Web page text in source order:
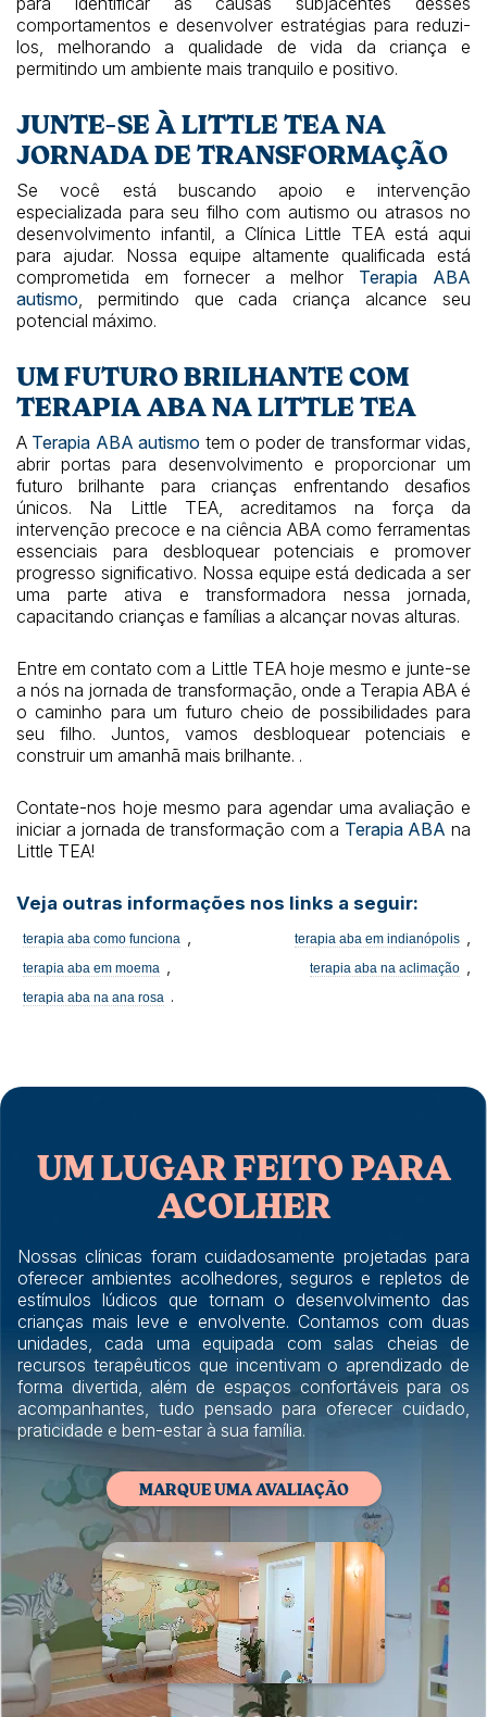
comportamentos e desenvolver estratégias para reduzi-
los, melhorando a qualidade de vida da criança e
permitindo um ambiente mais tranquilo e positivo.
JUNTE-SE À LITTLE TEA NA
JORNADA DE TRANSFORMAÇÃO
Se você está buscando apoio e intervenção
especializada para seu filho com autismo ou atrasos no
desenvolvimento infantil, a Clínica Little TEA está aqui
para ajudar. Nossa equipe altamente qualificada está
comprometida em fornecer a melhor Terapia ABA
autismo , permitindo que cada criança alcance seu
potencial máximo.
UM FUTURO BRILHANTE COM
TERAPIA ABA NA LITTLE TEA
A Terapia ABA autismo tem o poder de transformar vidas,
abrir portas para desenvolvimento e proporcionar um
futuro brilhante para crianças enfrentando desafios
únicos. Na Little TEA, acreditamos na força da
intervenção precoce e na ciência ABA como ferramentas
essenciais para desbloquear potenciais e promover
progresso significativo. Nossa equipe está dedicada a ser
uma parte ativa e transformadora nessa jornada,
capacitando crianças e famílias a alcançar novas alturas.
Entre em contato com a Little TEA hoje mesmo e junte-se
a nós na jornada de transformação, onde a Terapia ABA é
o caminho para um futuro cheio de possibilidades para
seu filho. Juntos, vamos desbloquear potenciais e
construir um amanhã mais brilhante. .
Contate-nos hoje mesmo para agendar uma avaliação e
iniciar a jornada de transformação com a Terapia ABA na
Little TEA!
Veja outras informações nos links a seguir:
terapia aba como funciona terapia aba em indianópolis
terapia aba em moema terapia aba na aclimação
terapia aba na ana rosa .
UM LUGAR FEITO PARA
ACOLHER
Nossas clínicas foram cuidadosamente projetadas para
oferecer ambientes acolhedores, seguros e repletos de
estímulos lúdicos que tornam o desenvolvimento das
crianças mais leve e envolvente. Contamos com duas
unidades, cada uma equipada com salas cheias de
recursos terapêuticos que incentivam o aprendizado de
forma divertida, além de espaços confortáveis para os
acompanhantes, tudo pensado para oferecer cuidado,
praticidade e bem-estar à sua família.
MARQUE UMA AVALIAÇÃO